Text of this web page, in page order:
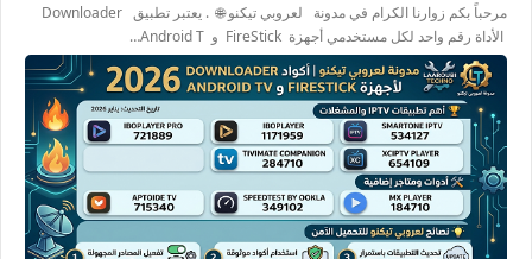
مرحباً بكم زوارنا الكرام في مدونة لعروبي تيكنو 🌐 . يعتبر تطبيق Downloader
الأداة رقم واحد لكل مستخدمي أجهزة FireStick و Android T…